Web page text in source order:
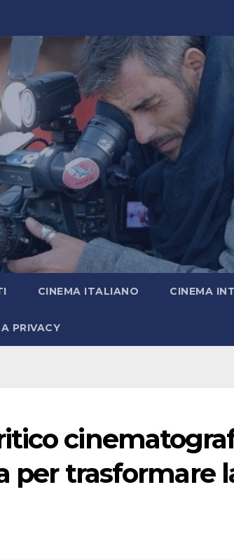
CINEMA ITALIANO CINEMA
PRIVACY
per trasformare